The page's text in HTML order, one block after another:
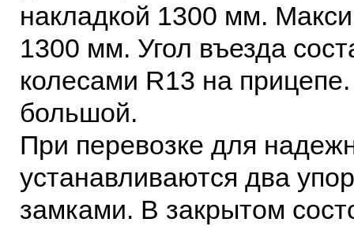
накладкой 1300 мм.
1300 мм. Угол въезда
колесами R13 на
большой.
При перевозке для
устанавливаются два
замками. В закрытом